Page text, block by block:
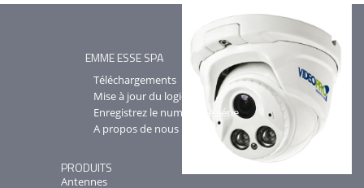
EMME ESSE SPA
Téléchargements
Mise à jour du logiciel
Enregistrez le numéro de série
A propos de nous
PRODUITS
Antennes